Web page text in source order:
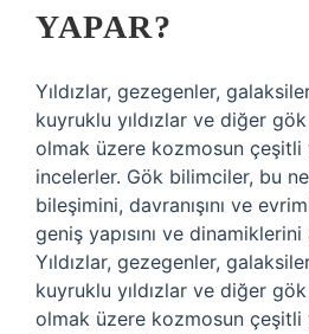
YAPAR?
Yıldızlar, gezegenler,
kuyruklu yıldızlar ve diğer
olmak üzere kozmosun
incelerler. Gök bilimciler, bu
bileşimini, davranışını ve
geniş yapısını ve dinamiklerini
Yıldızlar, gezegenler,
kuyruklu yıldızlar ve diğer
olmak üzere kozmosun